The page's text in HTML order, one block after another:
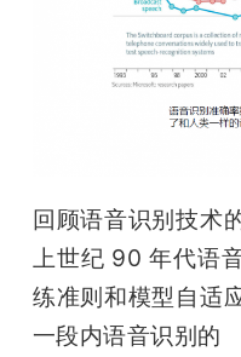
回顾语音识别技术
上世纪 90 年代语
练准则和模型自适
一段内语音识别的